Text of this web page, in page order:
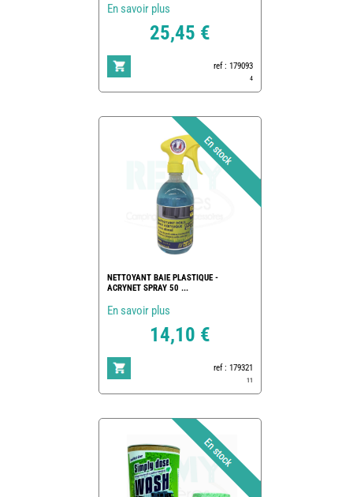
En savoir plus
25,45 €
ref : 179093
4
NETTOYANT BAIE PLASTIQUE -
ACRYNET SPRAY 50 ...
En savoir plus
14,10 €
ref : 179321
11